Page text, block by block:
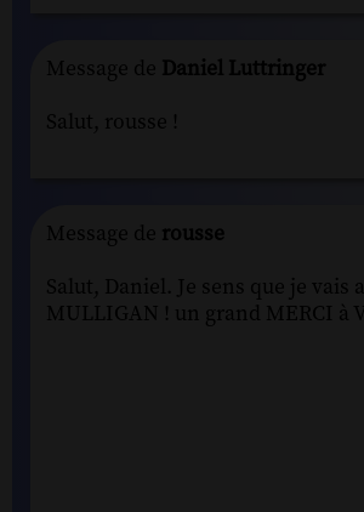
Message de Daniel Luttringer
Salut, rousse !
Message de rousse
Salut, Daniel. Je sens que je vais
MULLIGAN ! un grand MERCI à